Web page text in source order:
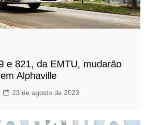
e 821, da EMTU, mudarão
Alphaville
23 de agosto de 2023